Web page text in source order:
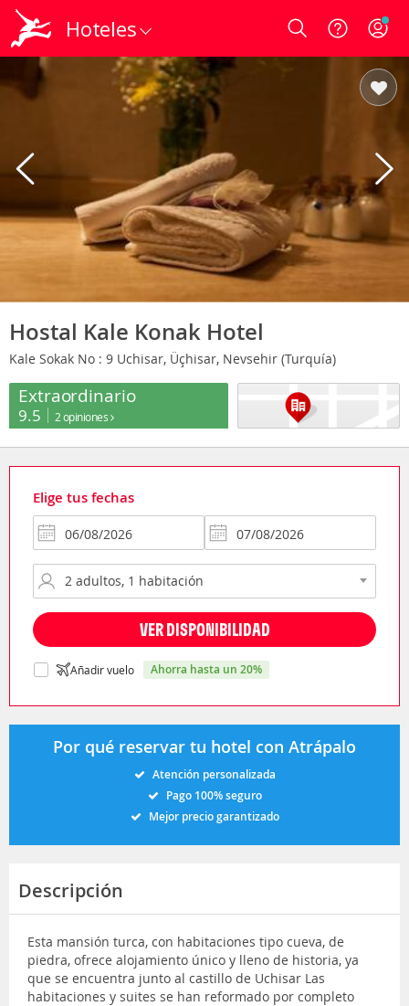
Hoteles Login
Hostal Kale Konak Hotel
Kale Sokak No : 9 Uchisar, Üçhisar, Nevsehir (Turquía)
Extraordinario
9.5 2 opiniones
Elige tus fechas
VER DISPONIBILIDAD
Añadir vuelo ahorra hasta un 20%
Por qué reservar tu hotel con Atrápalo
Atención personalizada
Pago 100% seguro
Mejor precio garantizado
Descripción
Esta mansión turca, con habitaciones tipo cueva, de
piedra, ofrece alojamiento único y lleno de historia, ya
que se encuentra junto al castillo de Uchisar Las
habitaciones y suites se han reformado por completo